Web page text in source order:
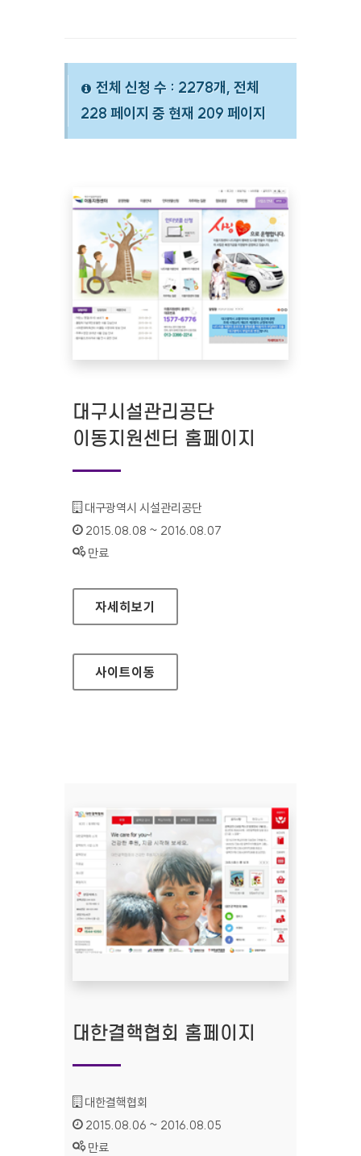
전체 신청 수 : 2278개, 전체
228 페이지 중 현재 209 페이지
대구시설관리공단
이동지원센터 홈페이지
기관명 :
대구광역시 시설관리공단
인증기간 :
2015.08.08 ~ 2016.08.07
상태 :
만료
대구시설관리공단 이동지원센터 홈페이지
자세히보기
사이트이동
대한결핵협회 홈페이지
기관명 :
대한결핵협회
인증기간 :
2015.08.06 ~ 2016.08.05
상태 :
만료